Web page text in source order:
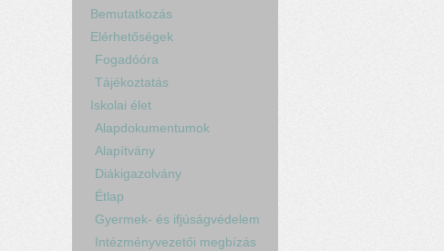
Bemutatkozás
Elérhetőségek
Fogadóóra
Tájékoztatás
Iskolai élet
Alapdokumentumok
Alapítvány
Diákigazolvány
Étlap
Gyermek- és ifjúságvédelem
Intézményvezetői megbízás